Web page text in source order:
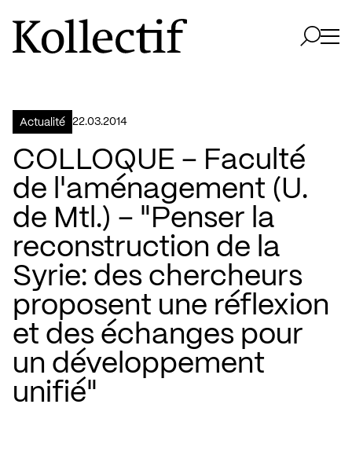
Aller à la page d'accueil
Logo Kollectif
Actualité 22.03.2014
COLLOQUE – Faculté
de l'aménagement (U.
de Mtl.) – "Penser la
reconstruction de la
Syrie: des chercheurs
proposent une réflexion
et des échanges pour
un développement
unifié"